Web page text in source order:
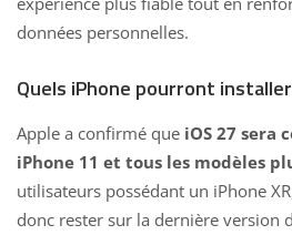
données personnelles.
Quels iPhone pourront installer
Apple a confirmé que iOS 27 sera
iPhone 11 et tous les modèles
utilisateurs possédant un iPhone
donc rester sur la dernière version